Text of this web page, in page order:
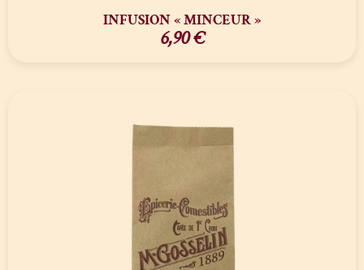
INFUSION « MINCEUR »
6,90€